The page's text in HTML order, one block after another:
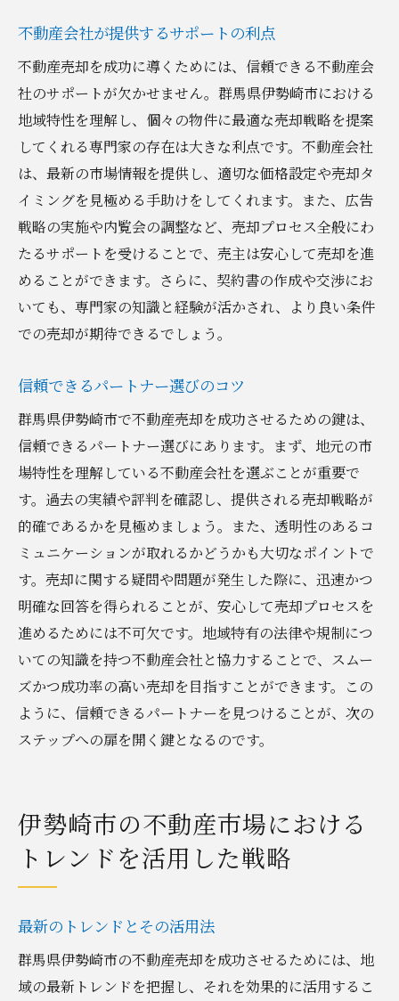
不動産会社が提供するサポートの利点
不動産売却を成功に導くためには、信頼できる不動産会
社のサポートが欠かせません。群馬県伊勢崎市における
地域特性を理解し、個々の物件に最適な売却戦略を提案
してくれる専門家の存在は大きな利点です。不動産会社
は、最新の市場情報を提供し、適切な価格設定や売却タ
イミングを見極める手助けをしてくれます。また、広告
戦略の実施や内覧会の調整など、売却プロセス全般にわ
たるサポートを受けることで、売主は安心して売却を進
めることができます。さらに、契約書の作成や交渉にお
いても、専門家の知識と経験が活かされ、より良い条件
での売却が期待できるでしょう。
信頼できるパートナー選びのコツ
群馬県伊勢崎市で不動産売却を成功させるための鍵は、
信頼できるパートナー選びにあります。まず、地元の市
場特性を理解している不動産会社を選ぶことが重要で
す。過去の実績や評判を確認し、提供される売却戦略が
的確であるかを見極めましょう。また、透明性のあるコ
ミュニケーションが取れるかどうかも大切なポイントで
す。売却に関する疑問や問題が発生した際に、迅速かつ
明確な回答を得られることが、安心して売却プロセスを
進めるためには不可欠です。地域特有の法律や規制につ
いての知識を持つ不動産会社と協力することで、スムー
ズかつ成功率の高い売却を目指すことができます。この
ように、信頼できるパートナーを見つけることが、次の
ステップへの扉を開く鍵となるのです。
伊勢崎市の不動産市場における
トレンドを活用した戦略
最新のトレンドとその活用法
群馬県伊勢崎市の不動産売却を成功させるためには、地
域の最新トレンドを把握し、それを効果的に活用するこ